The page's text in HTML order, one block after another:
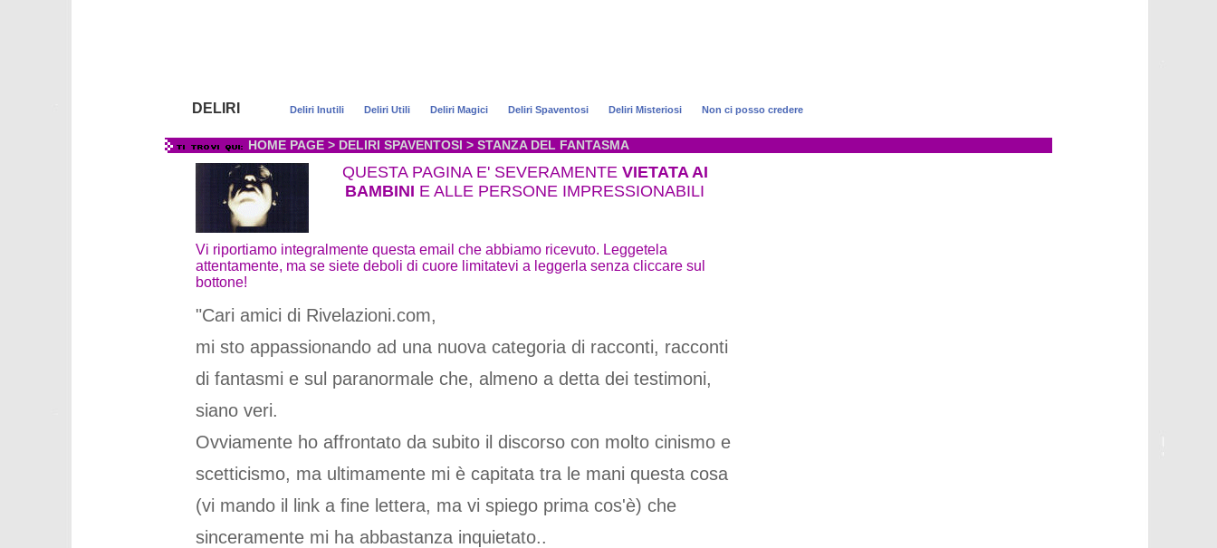
DELIRI Deliri Inutili Deliri Utili Deliri Magici Deliri Spaventosi Deliri Misteriosi Non ci posso credere
HOME PAGE > DELIRI SPAVENTOSI > STANZA DEL FANTASMA
QUESTA PAGINA E' SEVERAMENTE VIETATA AI
BAMBINI E ALLE PERSONE IMPRESSIONABILI
Vi riportiamo integralmente questa email che abbiamo ricevuto. Leggetela
attentamente, ma se siete deboli di cuore limitatevi a leggerla senza cliccare sul
bottone!
"Cari amici di Rivelazioni.com,
mi sto appassionando ad una nuova categoria di racconti, racconti
di fantasmi e sul paranormale che, almeno a detta dei testimoni,
siano veri.
Ovviamente ho affrontato da subito il discorso con molto cinismo e
scetticismo, ma ultimamente mi è capitata tra le mani questa cosa
(vi mando il link a fine lettera, ma vi spiego prima cos'è) che
sinceramente mi ha abbastanza inquietato..